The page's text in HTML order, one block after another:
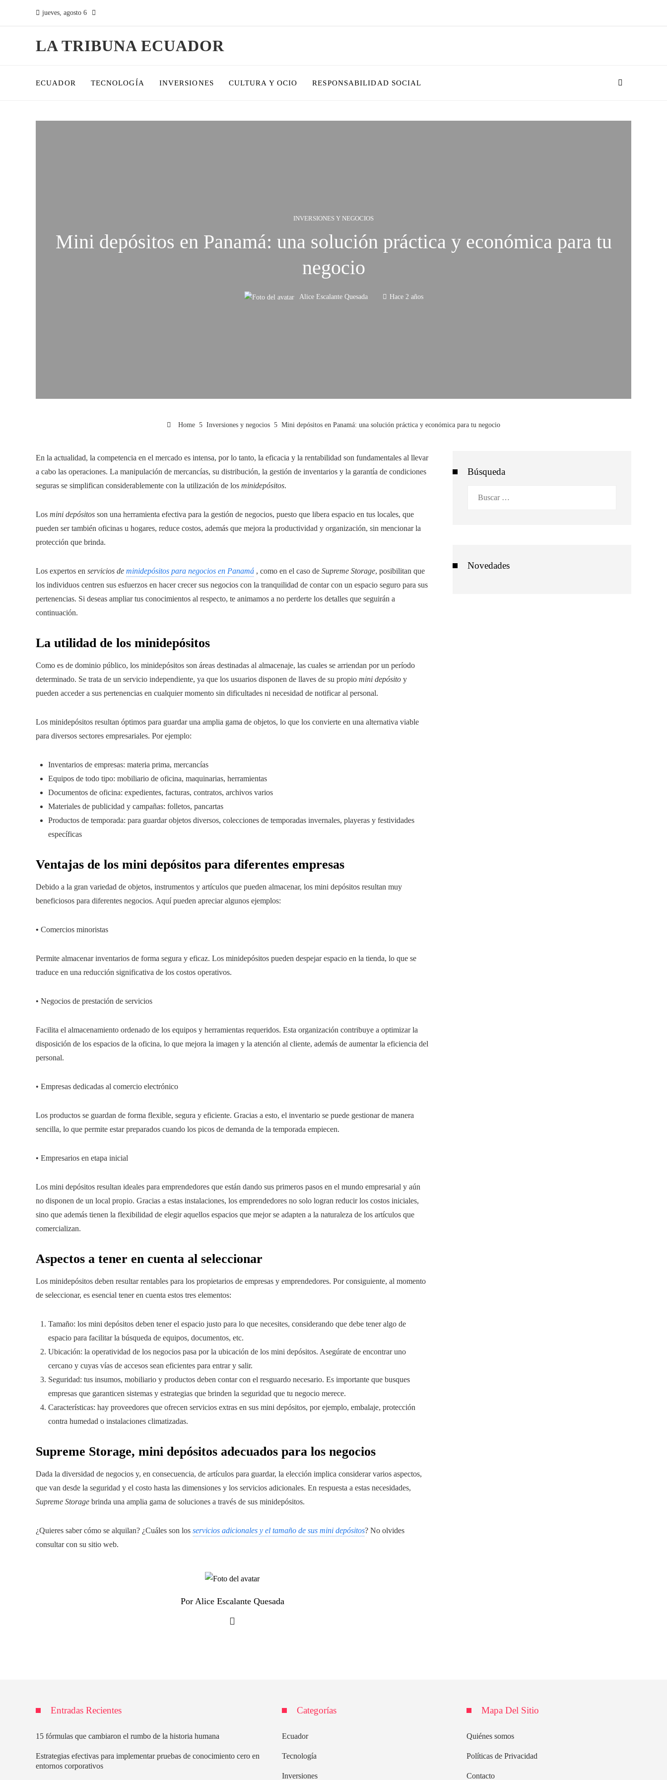
jueves, agosto 6
LA TRIBUNA ECUADOR
ECUADOR TECNOLOGÍA INVERSIONES CULTURA Y OCIO RESPONSABILIDAD SOCIAL
INVERSIONES Y NEGOCIOS
Mini depósitos en Panamá: una solución práctica y económica para tu
negocio
Alice Escalante Quesada Hace 2 años
Home Inversiones y negocios Mini depósitos en Panamá: una solución práctica y económica para tu negocio
En la actualidad, la competencia en el mercado es intensa, por lo tanto, la eficacia y la rentabilidad son fundamentales al llevar
a cabo las operaciones. La manipulación de mercancías, su distribución, la gestión de inventarios y la garantía de condiciones
seguras se simplifican considerablemente con la utilización de los minidepósitos.
Los mini depósitos son una herramienta efectiva para la gestión de negocios, puesto que libera espacio en tus locales, que
pueden ser también oficinas u hogares, reduce costos, además que mejora la productividad y organización, sin mencionar la
protección que brinda.
Los expertos en servicios de minidepósitos para negocios en Panamá , como en el caso de Supreme Storage, posibilitan que
los individuos centren sus esfuerzos en hacer crecer sus negocios con la tranquilidad de contar con un espacio seguro para sus
pertenencias. Si deseas ampliar tus conocimientos al respecto, te animamos a no perderte los detalles que seguirán a
continuación.
La utilidad de los minidepósitos
Como es de dominio público, los minidepósitos son áreas destinadas al almacenaje, las cuales se arriendan por un período
determinado. Se trata de un servicio independiente, ya que los usuarios disponen de llaves de su propio mini depósito y
pueden acceder a sus pertenencias en cualquier momento sin dificultades ni necesidad de notificar al personal.
Los minidepósitos resultan óptimos para guardar una amplia gama de objetos, lo que los convierte en una alternativa viable
para diversos sectores empresariales. Por ejemplo:
Inventarios de empresas: materia prima, mercancías
Equipos de todo tipo: mobiliario de oficina, maquinarias, herramientas
Documentos de oficina: expedientes, facturas, contratos, archivos varios
Materiales de publicidad y campañas: folletos, pancartas
Productos de temporada: para guardar objetos diversos, colecciones de temporadas invernales, playeras y festividades
específicas
Ventajas de los mini depósitos para diferentes empresas
Debido a la gran variedad de objetos, instrumentos y artículos que pueden almacenar, los mini depósitos resultan muy
beneficiosos para diferentes negocios. Aquí pueden apreciar algunos ejemplos:
• Comercios minoristas
Permite almacenar inventarios de forma segura y eficaz. Los minidepósitos pueden despejar espacio en la tienda, lo que se
traduce en una reducción significativa de los costos operativos.
• Negocios de prestación de servicios
Facilita el almacenamiento ordenado de los equipos y herramientas requeridos. Esta organización contribuye a optimizar la
disposición de los espacios de la oficina, lo que mejora la imagen y la atención al cliente, además de aumentar la eficiencia del
personal.
• Empresas dedicadas al comercio electrónico
Los productos se guardan de forma flexible, segura y eficiente. Gracias a esto, el inventario se puede gestionar de manera
sencilla, lo que permite estar preparados cuando los picos de demanda de la temporada empiecen.
• Empresarios en etapa inicial
Los mini depósitos resultan ideales para emprendedores que están dando sus primeros pasos en el mundo empresarial y aún
no disponen de un local propio. Gracias a estas instalaciones, los emprendedores no solo logran reducir los costos iniciales,
sino que además tienen la flexibilidad de elegir aquellos espacios que mejor se adapten a la naturaleza de los artículos que
comercializan.
Aspectos a tener en cuenta al seleccionar
Los minidepósitos deben resultar rentables para los propietarios de empresas y emprendedores. Por consiguiente, al momento
de seleccionar, es esencial tener en cuenta estos tres elementos:
Tamaño: los mini depósitos deben tener el espacio justo para lo que necesites, considerando que debe tener algo de
espacio para facilitar la búsqueda de equipos, documentos, etc.
Ubicación: la operatividad de los negocios pasa por la ubicación de los mini depósitos. Asegúrate de encontrar uno
cercano y cuyas vías de accesos sean eficientes para entrar y salir.
Seguridad: tus insumos, mobiliario y productos deben contar con el resguardo necesario. Es importante que busques
empresas que garanticen sistemas y estrategias que brinden la seguridad que tu negocio merece.
Características: hay proveedores que ofrecen servicios extras en sus mini depósitos, por ejemplo, embalaje, protección
contra humedad o instalaciones climatizadas.
Supreme Storage, mini depósitos adecuados para los negocios
Dada la diversidad de negocios y, en consecuencia, de artículos para guardar, la elección implica considerar varios aspectos,
que van desde la seguridad y el costo hasta las dimensiones y los servicios adicionales. En respuesta a estas necesidades,
Supreme Storage brinda una amplia gama de soluciones a través de sus minidepósitos.
¿Quieres saber cómo se alquilan? ¿Cuáles son los servicios adicionales y el tamaño de sus mini depósitos? No olvides
consultar con su sitio web.
Por Alice Escalante Quesada
Búsqueda
Novedades
Entradas Recientes
15 fórmulas que cambiaron el rumbo de la historia humana
Estrategias efectivas para implementar pruebas de conocimiento cero en
entornos corporativos
Categorías
Ecuador
Tecnología
Inversiones
Mapa Del Sitio
Quiénes somos
Políticas de Privacidad
Contacto